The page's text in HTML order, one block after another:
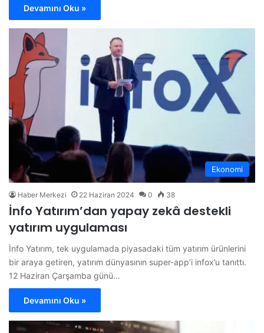
Devamını Oku »
Ekonomi
Haber Merkezi 22 Haziran 2024 0 38
İnfo Yatırım’dan yapay zekâ destekli
yatırım uygulaması
İnfo Yatırım, tek uygulamada piyasadaki tüm yatırım ürünlerini
bir araya getiren, yatırım dünyasının super-app’i infox’u tanıttı.
12 Haziran Çarşamba günü…
Devamını Oku »